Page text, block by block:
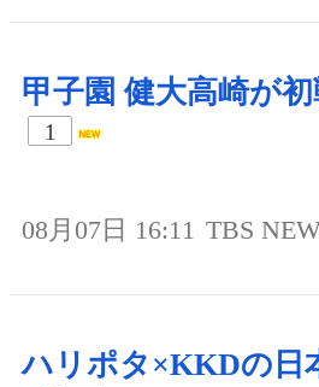
甲子園 健大高崎が
1
08月07日 16:11 TBS
ハリポタ×KKDの日